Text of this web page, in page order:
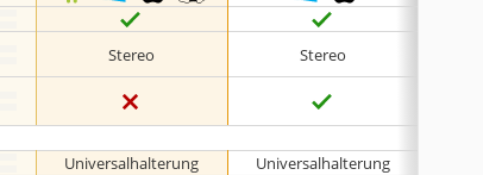
Stereo
Stereo
Universalhalterung Universalhalterung